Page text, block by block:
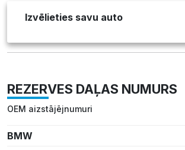
Izvēlieties savu auto
REZERVES DAĻAS NUMURS
OEM aizstājējnumuri
BMW